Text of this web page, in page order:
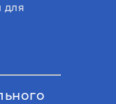
для